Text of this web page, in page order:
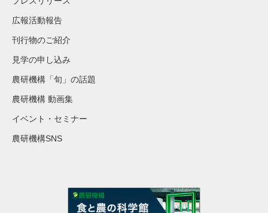
広報活動報告
刊行物のご紹介
見学の申し込み
農研機構「旬」の話題
農研機構 動画集
イベント・セミナー
農研機構SNS